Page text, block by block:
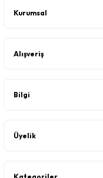
Kurumsal
Alışveriş
Bilgi
Üyelik